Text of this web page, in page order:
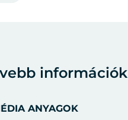
információk
ANYAGOK